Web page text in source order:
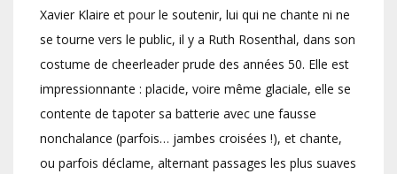
Xavier Klaire et pour le soutenir, lui qui ne chante ni ne
se tourne vers le public, il y a Ruth Rosenthal, dans son
costume de cheerleader prude des années 50. Elle est
impressionnante : placide, voire même glaciale, elle se
contente de tapoter sa batterie avec une fausse
nonchalance (parfois… jambes croisées !), et chante,
ou parfois déclame, alternant passages les plus suaves